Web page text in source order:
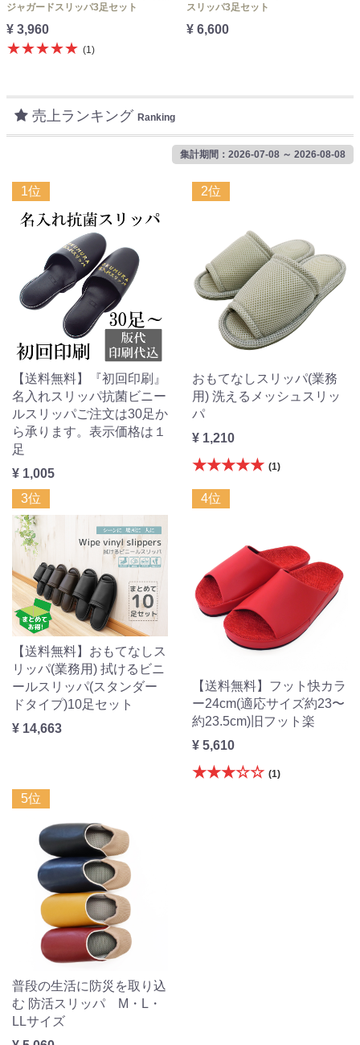
ジャガードスリッパ3足セット
¥ 3,960
★★★★★ (1)
スリッパ3足セット
¥ 6,600
売上ランキング Ranking
集計期間：2026-07-08 ～ 2026-08-08
1位
【送料無料】『初回印刷』
名入れスリッパ抗菌ビニー
ルスリッパご注文は30足か
ら承ります。表示価格は１
足
¥ 1,005
2位
おもてなしスリッパ(業務
用) 洗えるメッシュスリッ
パ
¥ 1,210
★★★★★ (1)
3位
【送料無料】おもてなしス
リッパ(業務用) 拭けるビニ
ールスリッパ(スタンダー
ドタイプ)10足セット
¥ 14,663
4位
【送料無料】フット快カラ
ー24cm(適応サイズ約23〜
約23.5cm)旧フット楽
¥ 5,610
★★★☆☆ (1)
5位
普段の生活に防災を取り込
む 防活スリッパ M・L・
LLサイズ